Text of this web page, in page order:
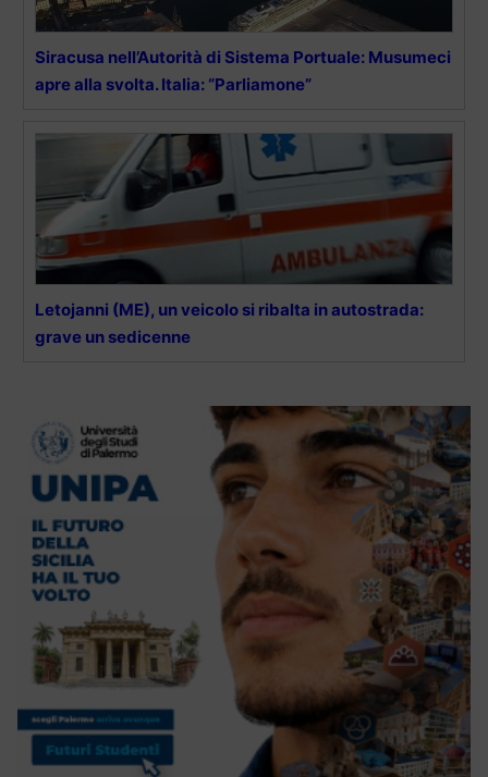
Siracusa nell’Autorità di Sistema Portuale: Musumeci
apre alla svolta. Italia: “Parliamone”
Letojanni (ME), un veicolo si ribalta in autostrada:
grave un sedicenne